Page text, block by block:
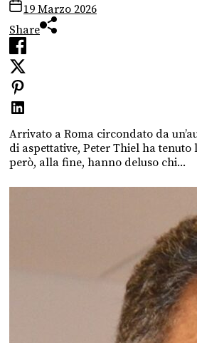
19 Marzo 2026
Share
Arrivato a Roma circondato da
di aspettative, Peter Thiel ha tenuto
però, alla fine, hanno deluso chi...